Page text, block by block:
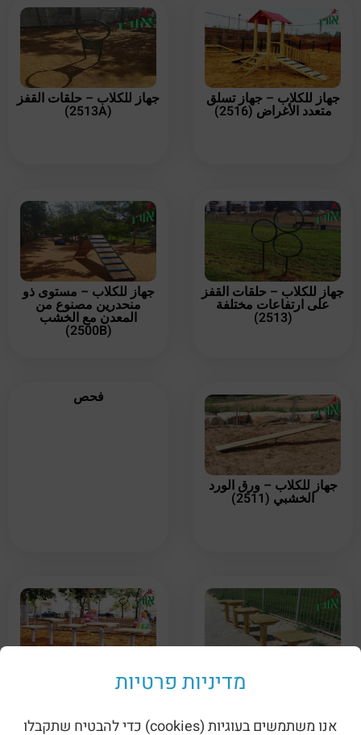
جهاز للكلاب – جهاز تسلق
متعدد الأغراض (2516)
جهاز للكلاب – حلقات القفز
(2513A)
جهاز للكلاب – حلقات القفز
على ارتفاعات مختلفة
(2513)
جهاز للكلاب – مستوى ذو
منحدرين مصنوع من
المعدن مع الخشب
(2500B)
جهاز للكلاب – ورق الورد
الخشبي (2511)
فحص
مرفق للكلاب – أسطح قفز مرفق للكلاب – أسطح قفز
متداخلة مصنوعة منמדיניות פרטיות
אנו משתמשים בעוגיות (cookies) כדי להבטיח שתקבלו